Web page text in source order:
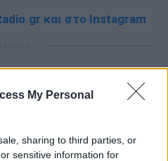
My Personal
sharing to third parties, or
sensitive information for
και στο Instagram